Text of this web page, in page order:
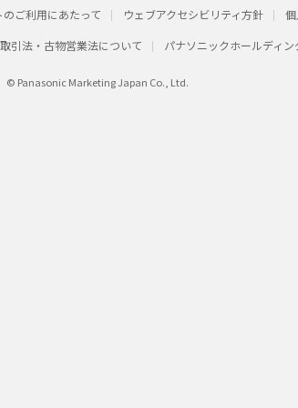
のご利用にあたって ウェブアクセシビリティ方針
引法・古物営業法について パナソニックホールディン
© Panasonic Marketing Japan Co., Ltd.